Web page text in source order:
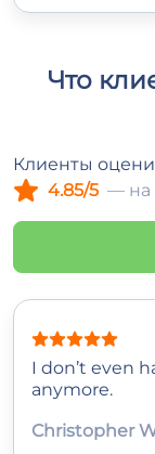
Что
Клиенты
4.85/5 — на
I don’t even
anymore.
Christopher